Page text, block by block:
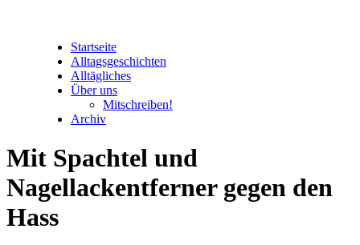
Startseite
Alltagsgeschichten
Alltägliches
Über uns
Mitschreiben!
Archiv
Mit Spachtel und
Nagellackentferner gegen den
Hass